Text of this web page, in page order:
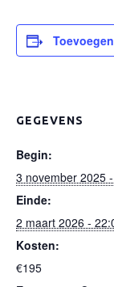
GEGEVENS
Begin:
3 november 2025
Einde:
2 maart 2026 -
Kosten:
€195